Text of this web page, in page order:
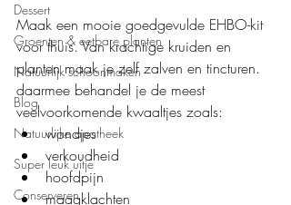
Dessert
Groenten & eetbare planten
Natuurlijk schoonmaken
Blog
Natuurlijke apotheek
Super leuk uitje
Conserveren
Maak een mooie goedgevulde EHBO-kit
voor thuis. Van krachtige kruiden en
planten maak je zelf zalven en tincturen.
daarmee behandel je de meest
veelvoorkomende kwaaltjes zoals:
wondjes
verkoudheid
hoofdpijn
maagklachten